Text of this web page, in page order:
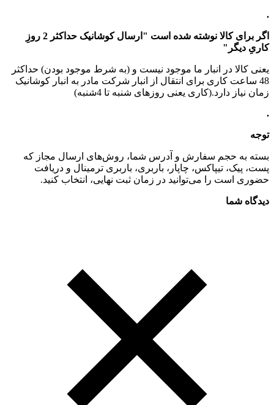
.
اگر برای کالا نوشته شده است "ارسال کوشانیک حداکثر 2 روزِ
کاریِ دیگر"
یعنی کالا در انبار ما موجود نیست و (به شرط موجود بودن) حداکثر
48 ساعت کاری برای انتقال از انبار شرکت مادر به انبار کوشانیک
زمان نیاز دارد.(کاری یعنی روزهای شنبه تا 4شنبه)
.
توجه
بسته به حجم سفارش و آدرس شما، روش‌های ارسال مجاز که
پست، پیک، تیپاکس، چاپار، باربری، باربری ترمینال و دریافت
حضوری است را می‌توانید در زمان ثبت نهایی، انتخاب کنید.
دیدگاه شما